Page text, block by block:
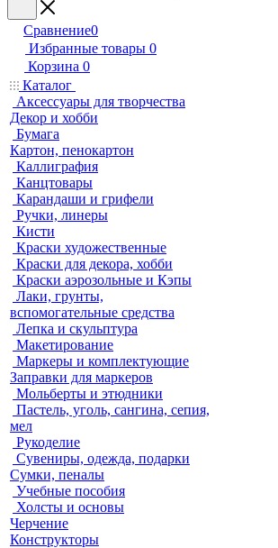
Сравнение0
Избранные товары 0
Корзина 0
Каталог
Аксессуары для творчества
Декор и хобби
Бумага
Картон, пенокартон
Каллиграфия
Канцтовары
Карандаши и грифели
Ручки, линеры
Кисти
Краски художественные
Краски для декора, хобби
Краски аэрозольные и Кэпы
Лаки, грунты,
вспомогательные средства
Лепка и скульптура
Макетирование
Маркеры и комплектующие
Заправки для маркеров
Мольберты и этюдники
Пастель, уголь, сангина, сепия,
мел
Рукоделие
Сувениры, одежда, подарки
Сумки, пеналы
Учебные пособия
Холсты и основы
Черчение
Конструкторы